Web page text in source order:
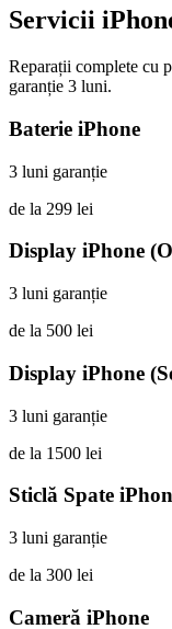
Servicii
Reparații complete cu
garanție 3 luni.
Baterie iPhone
3 luni garanție
de la 299 lei
Display iPhone
3 luni garanție
de la 500 lei
Display iPhone
3 luni garanție
de la 1500 lei
Sticlă Spate
3 luni garanție
de la 300 lei
Cameră iPhone